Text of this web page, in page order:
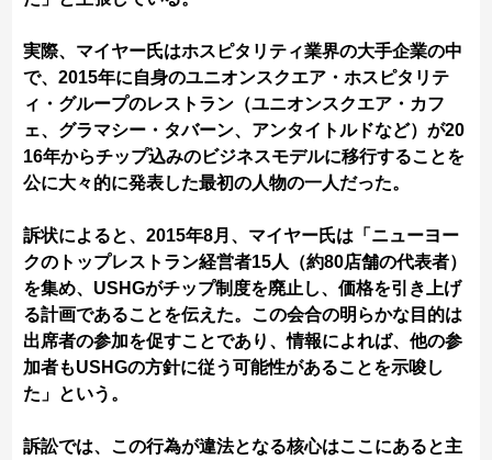
実際、マイヤー氏はホスピタリティ業界の大手企業の中
で、2015年に自身のユニオンスクエア・ホスピタリテ
ィ・グループのレストラン（ユニオンスクエア・カフ
ェ、グラマシー・タバーン、アンタイトルドなど）が20
16年からチップ込みのビジネスモデルに移行することを
公に大々的に発表した最初の人物の一人だった。
訴状によると、2015年8月、マイヤー氏は「ニューヨー
クのトップレストラン経営者15人（約80店舗の代表者）
を集め、USHGがチップ制度を廃止し、価格を引き上げ
る計画であることを伝えた。この会合の明らかな目的は
出席者の参加を促すことであり、情報によれば、他の参
加者もUSHGの方針に従う可能性があることを示唆し
た」という。
訴訟では、この行為が違法となる核心はここにあると主